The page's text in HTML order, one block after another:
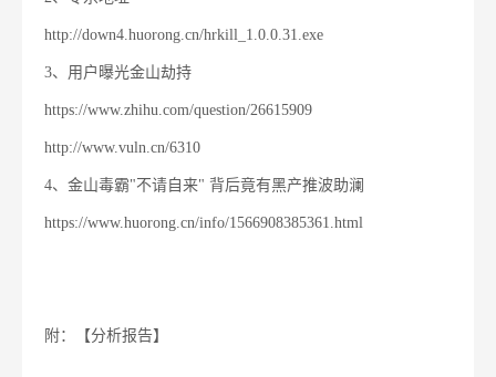
http://down4.huorong.cn/hrkill_1.0.0.31.exe
3、用户曝光金山劫持
https://www.zhihu.com/question/26615909
http://www.vuln.cn/6310
4、金山毒霸"不请自来" 背后竟有黑产推波助澜
https://www.huorong.cn/info/1566908385361.html
附：【分析报告】